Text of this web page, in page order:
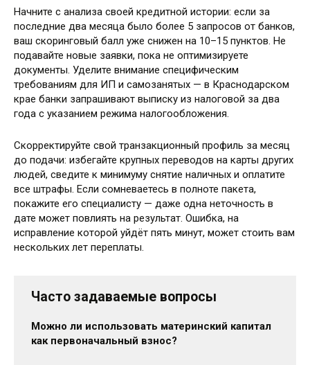
Начните с анализа своей кредитной истории: если за
последние два месяца было более 5 запросов от банков,
ваш скоринговый балл уже снижен на 10–15 пунктов. Не
подавайте новые заявки, пока не оптимизируете
документы. Уделите внимание специфическим
требованиям для ИП и самозанятых — в Краснодарском
крае банки запрашивают выписку из налоговой за два
года с указанием режима налогообложения.
Скорректируйте свой транзакционный профиль за месяц
до подачи: избегайте крупных переводов на карты других
людей, сведите к минимуму снятие наличных и оплатите
все штрафы. Если сомневаетесь в полноте пакета,
покажите его специалисту — даже одна неточность в
дате может повлиять на результат. Ошибка, на
исправление которой уйдёт пять минут, может стоить вам
нескольких лет переплаты.
Часто задаваемые вопросы
Можно ли использовать материнский капитал
как первоначальный взнос?